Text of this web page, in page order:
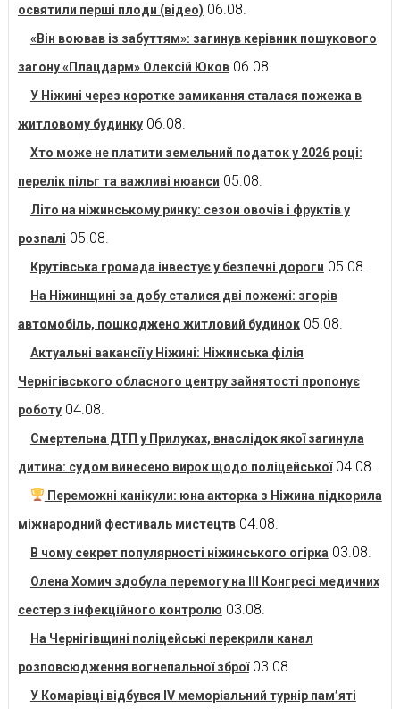
освятили перші плоди (відео) 06.08.
«Він воював із забуттям»: загинув керівник пошукового
загону «Плацдарм» Олексій Юков 06.08.
У Ніжині через коротке замикання сталася пожежа в
житловому будинку 06.08.
Хто може не платити земельний податок у 2026 році:
перелік пільг та важливі нюанси 05.08.
Літо на ніжинському ринку: сезон овочів і фруктів у
розпалі 05.08.
Крутівська громада інвестує у безпечні дороги 05.08.
На Ніжинщині за добу сталися дві пожежі: згорів
автомобіль, пошкоджено житловий будинок 05.08.
Актуальні вакансії у Ніжині: Ніжинська філія
Чернігівського обласного центру зайнятості пропонує
роботу 04.08.
Смертельна ДТП у Прилуках, внаслідок якої загинула
дитина: судом винесено вирок щодо поліцейської 04.08.
Переможні канікули: юна акторка з Ніжина підкорила
міжнародний фестиваль мистецтв 04.08.
В чому секрет популярності ніжинського огірка 03.08.
Олена Хомич здобула перемогу на ІІІ Конгресі медичних
сестер з інфекційного контролю 03.08.
На Чернігівщині поліцейські перекрили канал
розповсюдження вогнепальної зброї 03.08.
У Комарівці відбувся IV меморіальний турнір пам’яті